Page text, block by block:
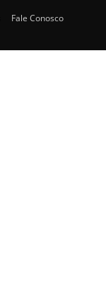
Fale Conosco